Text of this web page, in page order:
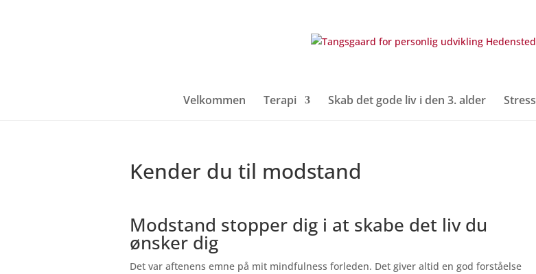
Velkommen Terapi Skab det gode liv i den 3. alder Stress
Kender du til modstand
Modstand stopper dig i at skabe det liv du
ønsker dig
Det var aftenens emne på mit mindfulness forleden. Det giver altid en god forståelse